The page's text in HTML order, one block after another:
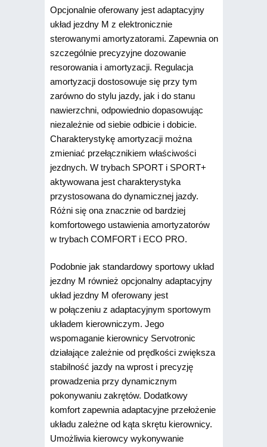
Opcjonalnie oferowany jest adaptacyjny
układ jezdny M z elektronicznie
sterowanymi amortyzatorami. Zapewnia on
szczególnie precyzyjne dozowanie
resorowania i amortyzacji. Regulacja
amortyzacji dostosowuje się przy tym
zarówno do stylu jazdy, jak i do stanu
nawierzchni, odpowiednio dopasowując
niezależnie od siebie odbicie i dobicie.
Charakterystykę amortyzacji można
zmieniać przełącznikiem właściwości
jezdnych. W trybach SPORT i SPORT+
aktywowana jest charakterystyka
przystosowana do dynamicznej jazdy.
Różni się ona znacznie od bardziej
komfortowego ustawienia amortyzatorów
w trybach COMFORT i ECO PRO.
Podobnie jak standardowy sportowy układ
jezdny M również opcjonalny adaptacyjny
układ jezdny M oferowany jest
w połączeniu z adaptacyjnym sportowym
układem kierowniczym. Jego
wspomaganie kierownicy Servotronic
działające zależnie od prędkości zwiększa
stabilność jazdy na wprost i precyzję
prowadzenia przy dynamicznym
pokonywaniu zakrętów. Dodatkowy
komfort zapewnia adaptacyjne przełożenie
układu zależne od kąta skrętu kierownicy.
Umożliwia kierowcy wykonywanie